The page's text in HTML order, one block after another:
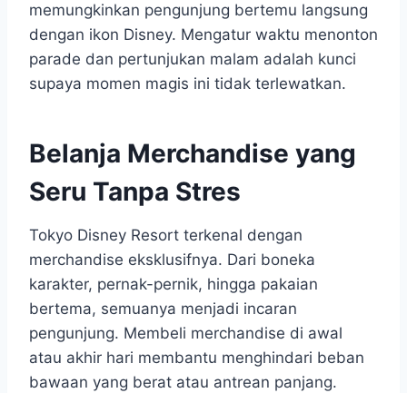
memungkinkan pengunjung bertemu langsung
dengan ikon Disney. Mengatur waktu menonton
parade dan pertunjukan malam adalah kunci
supaya momen magis ini tidak terlewatkan.
Belanja Merchandise yang
Seru Tanpa Stres
Tokyo Disney Resort terkenal dengan
merchandise eksklusifnya. Dari boneka
karakter, pernak-pernik, hingga pakaian
bertema, semuanya menjadi incaran
pengunjung. Membeli merchandise di awal
atau akhir hari membantu menghindari beban
bawaan yang berat atau antrean panjang.